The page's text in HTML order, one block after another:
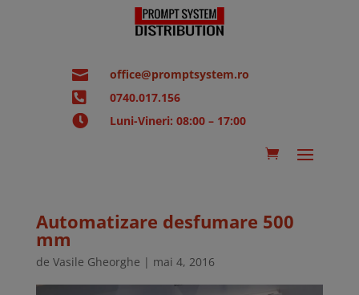
 office@promptsystem.ro
 0740.017.156
 Luni-Vineri: 08:00 – 17:00
Automatizare desfumare 500
mm
de Vasile Gheorghe | mai 4, 2016